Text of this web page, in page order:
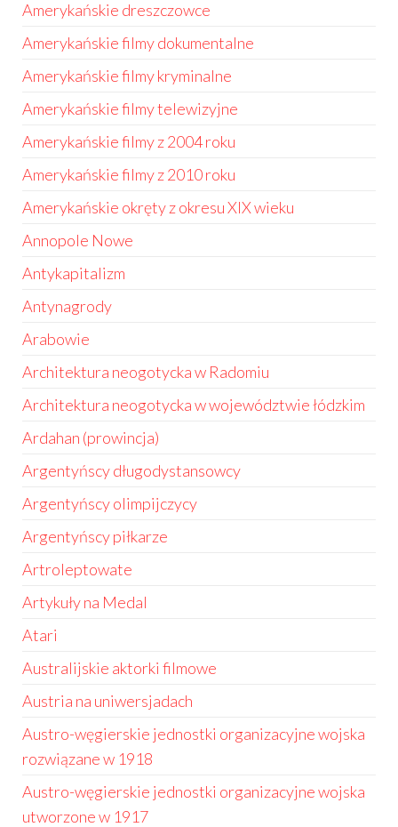
Amerykańskie dreszczowce
Amerykańskie filmy dokumentalne
Amerykańskie filmy kryminalne
Amerykańskie filmy telewizyjne
Amerykańskie filmy z 2004 roku
Amerykańskie filmy z 2010 roku
Amerykańskie okręty z okresu XIX wieku
Annopole Nowe
Antykapitalizm
Antynagrody
Arabowie
Architektura neogotycka w Radomiu
Architektura neogotycka w województwie łódzkim
Ardahan (prowincja)
Argentyńscy długodystansowcy
Argentyńscy olimpijczycy
Argentyńscy piłkarze
Artroleptowate
Artykuły na Medal
Atari
Australijskie aktorki filmowe
Austria na uniwersjadach
Austro-węgierskie jednostki organizacyjne wojska
rozwiązane w 1918
Austro-węgierskie jednostki organizacyjne wojska
utworzone w 1917